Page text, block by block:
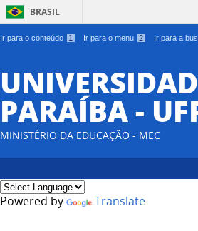
Ir para o conteúdo 1 Ir para o menu 2 Ir para a
BRASIL
PARAÍBA -
MINISTÉRIO DA EDUCAÇÃO - MEC
Powered by Translate